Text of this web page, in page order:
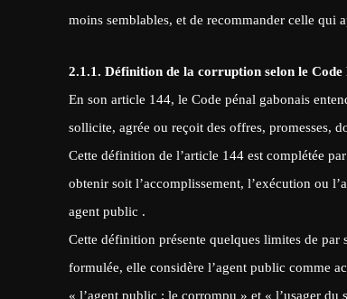
moins semblables, et de recommander celle qui
2.1.1. Définition de la corruption selon le Code
En son article 144, le Code pénal gabonais
sollicite, agrée ou reçoit des offres, promesses,
Cette définition de l’article 144 est complétée
obtenir soit l’accomplissement, l’exécution ou
agent public .
Cette définition présente quelques limites de
formulée, elle considère l’agent public comme
« l’agent public : le corrompu » et « l’usager